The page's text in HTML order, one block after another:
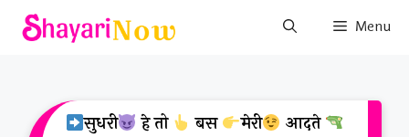
Skip
Menu
सुधरी हे तो बस मेरी
आदते